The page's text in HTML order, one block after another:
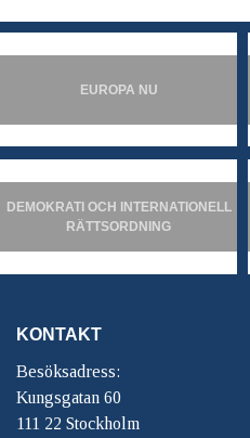
EUROPA NU
DEMOKRATI OCH INTERNATIONELL
RÄTTSORDNING
KONTAKT
Besöksadress:
Kungsgatan 60
111 22 Stockholm